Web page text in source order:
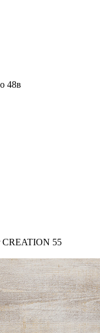
48в
CREATION 55